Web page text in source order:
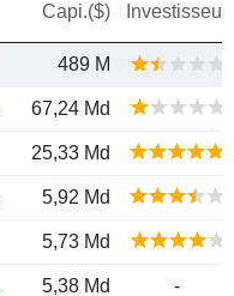
Capi.($) Investisseur
489 M
67,24 Md
25,33 Md
5,92 Md
5,73 Md
5,38 Md -